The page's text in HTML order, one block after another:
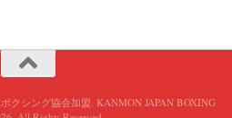
クシング協会加盟. KANMON JAPAN BOXING